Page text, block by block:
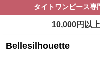
タイトワンピース専
10,000円以
Bellesilhouette